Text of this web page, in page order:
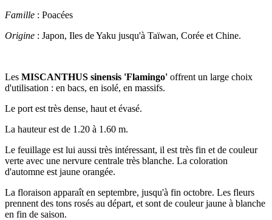
Famille : Poacées
Origine : Japon, Iles de Yaku jusqu'à Taïwan, Corée et Chine.
Les MISCANTHUS sinensis 'Flamingo' offrent un large choix
d'utilisation : en bacs, en isolé, en massifs.
Le port est très dense, haut et évasé.
La hauteur est de 1.20 à 1.60 m.
Le feuillage est lui aussi très intéressant, il est très fin et de couleur
verte avec une nervure centrale très blanche. La coloration
d'automne est jaune orangée.
La floraison apparaît en septembre, jusqu'à fin octobre. Les fleurs
prennent des tons rosés au départ, et sont de couleur jaune à blanche
en fin de saison.